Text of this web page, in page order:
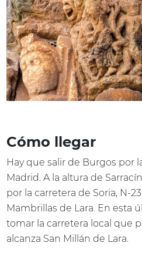
Cómo llegar
Hay que salir de Burgos por
Madrid. A la altura de
por la carretera de Soria, N-
Mambrillas de Lara. En esta
tomar la carretera local que
alcanza San Millán de Lara.